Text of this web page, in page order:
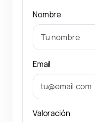
Nombre
Email
Valoración